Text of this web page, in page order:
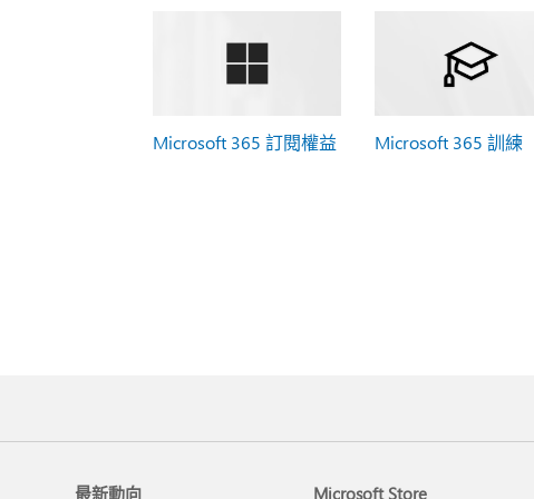
Microsoft 365 訂閱權益 Microsoft 365 訓練
最新動向 Microsoft Store